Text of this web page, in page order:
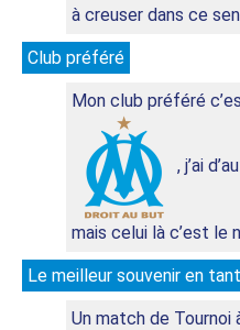
à creuser dans ce
Club préféré
Mon club préféré
, j’ai
mais celui là c’est le
Le meilleur souvenir en
Un match de